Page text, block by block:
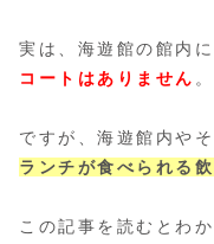
実は、海遊館の館内
コートはありません 。
ですが、海遊館内や
ランチが食べられる
この記事を読むとわか